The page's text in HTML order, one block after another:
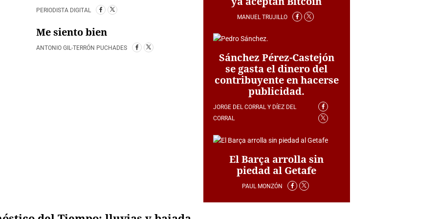
PERIODISTA DIGITAL
Me siento bien
ANTONIO GIL-TERRÓN PUCHADES
MANUEL TRUJILLO
Sánchez Pérez-Castejón
se gasta el dinero del
contribuyente en hacerse
publicidad.
JORGE DEL CORRAL Y DÍEZ DEL
CORRAL
El Barça arrolla sin
piedad al Getafe
PAUL MONZÓN